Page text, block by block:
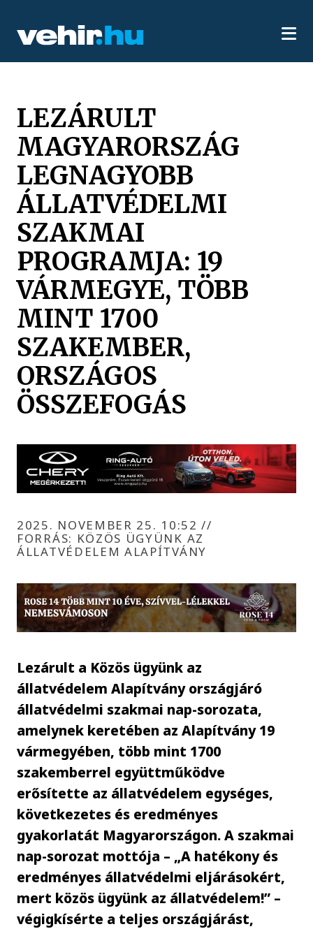
LEZÁRULT
MAGYARORSZÁG
LEGNAGYOBB
ÁLLATVÉDELMI
SZAKMAI
PROGRAMJA: 19
VÁRMEGYE, TÖBB
MINT 1700
SZAKEMBER,
ORSZÁGOS
ÖSSZEFOGÁS
2025. NOVEMBER 25. 10:52//
FORRÁS: KÖZÖS ÜGYÜNK AZ
ÁLLATVÉDELEM ALAPÍTVÁNY
Lezárult a Közös ügyünk az
állatvédelem Alapítvány országjáró
állatvédelmi szakmai nap-sorozata,
amelynek keretében az Alapítvány 19
vármegyében, több mint 1700
szakemberrel együttműködve
erősítette az állatvédelem egységes,
következetes és eredményes
gyakorlatát Magyarországon. A szakmai
nap-sorozat mottója – „A hatékony és
eredményes állatvédelmi eljárásokért,
mert közös ügyünk az állatvédelem!” –
végigkísérte a teljes országjárást,